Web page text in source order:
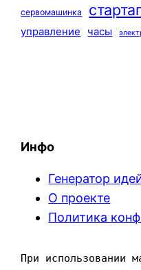
сервомашинка
управление часы
Инфо
Генератор
О проекте
Политика
При использовании